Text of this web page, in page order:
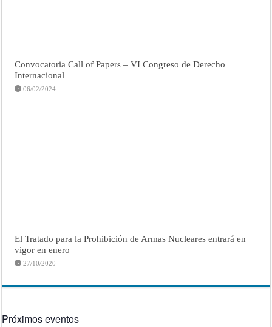
Convocatoria Call of Papers – VI Congreso de Derecho
Internacional
06/02/2024
El Tratado para la Prohibición de Armas Nucleares entrará en
vigor en enero
27/10/2020
Próximos eventos